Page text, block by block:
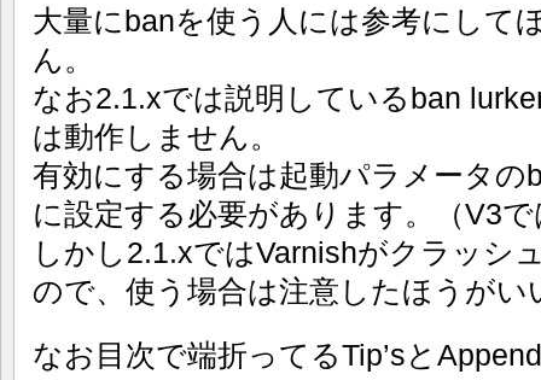
大量にbanを使う人には参考にして
ん。
なお2.1.xでは説明しているban
は動作しません。
有効にする場合は起動パラメータの
に設定する必要があります。（V3
しかし2.1.xではVarnishがクラッシ
ので、使う場合は注意したほうが
なお目次で端折ってるTip’sと